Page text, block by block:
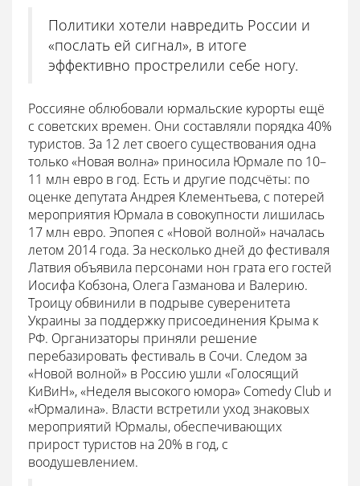
Политики хотели навредить России и
«послать ей сигнал», в итоге
эффективно прострелили себе ногу.
Россияне облюбовали юрмальские курорты ещё
с советских времен. Они составляли порядка 40%
туристов. За 12 лет своего существования одна
только «Новая волна» приносила Юрмале по 10–
11 млн евро в год. Есть и другие подсчёты: по
оценке депутата Андрея Клементьева, с потерей
мероприятия Юрмала в совокупности лишилась
17 млн евро. Эпопея с «Новой волной» началась
летом 2014 года. За несколько дней до фестиваля
Латвия объявила персонами нон грата его гостей
Иосифа Кобзона, Олега Газманова и Валерию.
Троицу обвинили в подрыве суверенитета
Украины за поддержку присоединения Крыма к
РФ. Организаторы приняли решение
перебазировать фестиваль в Сочи. Следом за
«Новой волной» в Россию ушли «Голосящий
КиВиН», «Неделя высокого юмора» Comedy Club и
«Юрмалина». Власти встретили уход знаковых
мероприятий Юрмалы, обеспечивающих
прирост туристов на 20% в год, с
воодушевлением.